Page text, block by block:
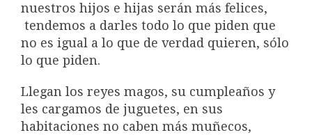
nuestros hijos e hijas serán más felices,
tendemos a darles todo lo que piden que
no es igual a lo que de verdad quieren, sólo
lo que piden.
Llegan los reyes magos, su cumpleaños y
les cargamos de juguetes, en sus
habitaciones no caben más muñecos,